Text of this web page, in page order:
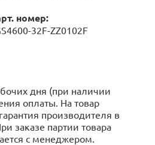
номер:
32F-ZZ0102F
дня (при наличии
оплаты. На товар
производителя в
заказе партии товара
с менеджером.